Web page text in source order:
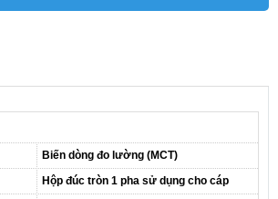
Biến dòng đo lường (MCT)
Hộp đúc tròn 1 pha sử dụng cho cáp